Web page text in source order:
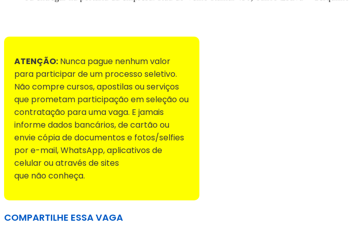
ATENÇÃO: Nunca pague nenhum valor
para participar de um processo seletivo.
Não compre cursos, apostilas ou serviços
que prometam participação em seleção ou
contratação para uma vaga. E jamais
informe dados bancários, de cartão ou
envie cópia de documentos e fotos/selfies
por e-mail, WhatsApp, aplicativos de
celular ou através de sites
que não conheça.
COMPARTILHE ESSA VAGA